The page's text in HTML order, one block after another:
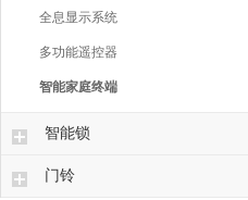
全息显示系统
多功能遥控器
智能家庭终端
智能锁
门铃